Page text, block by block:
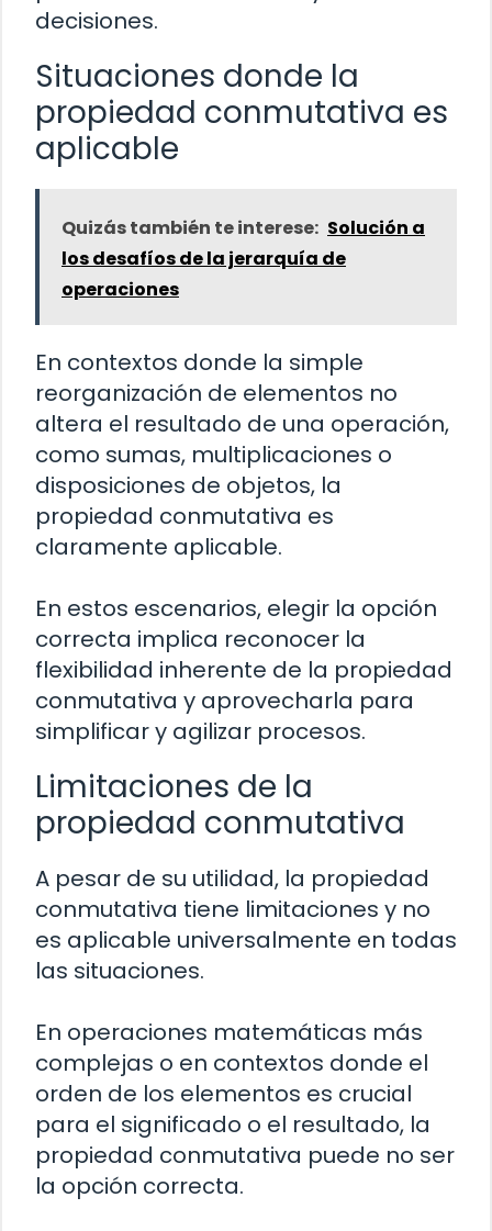
decisiones.
Situaciones donde la
propiedad conmutativa es
aplicable
Quizás también te interese: Solución a
los desafíos de la jerarquía de
operaciones
En contextos donde la simple
reorganización de elementos no
altera el resultado de una operación,
como sumas, multiplicaciones o
disposiciones de objetos, la
propiedad conmutativa es
claramente aplicable.
En estos escenarios, elegir la opción
correcta implica reconocer la
flexibilidad inherente de la propiedad
conmutativa y aprovecharla para
simplificar y agilizar procesos.
Limitaciones de la
propiedad conmutativa
A pesar de su utilidad, la propiedad
conmutativa tiene limitaciones y no
es aplicable universalmente en todas
las situaciones.
En operaciones matemáticas más
complejas o en contextos donde el
orden de los elementos es crucial
para el significado o el resultado, la
propiedad conmutativa puede no ser
la opción correcta.